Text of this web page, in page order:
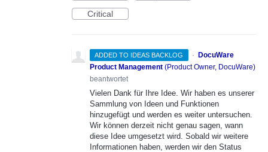
Critical
ADDED TO IDEAS BACKLOG · DocuWare
Product Management (Product Owner, DocuWare)
beantwortet
Vielen Dank für Ihre Idee. Wir haben es unserer
Sammlung von Ideen und Funktionen
hinzugefügt und werden es weiter untersuchen.
Wir können derzeit nicht genau sagen, wann
diese Idee umgesetzt wird. Sobald wir weitere
Informationen haben, werden wir den Status